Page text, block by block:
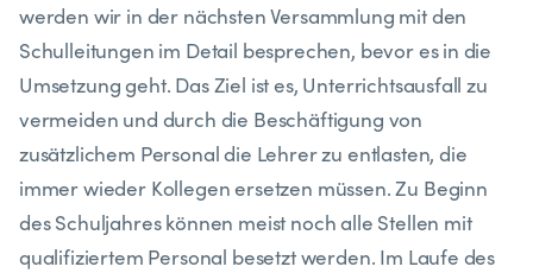
werden wir in der nächsten Versammlung mit den
Schulleitungen im Detail besprechen, bevor es in die
Umsetzung geht. Das Ziel ist es, Unterrichtsausfall zu
vermeiden und durch die Beschäftigung von
zusätzlichem Personal die Lehrer zu entlasten, die
immer wieder Kollegen ersetzen müssen. Zu Beginn
des Schuljahres können meist noch alle Stellen mit
qualifiziertem Personal besetzt werden. Im Laufe des